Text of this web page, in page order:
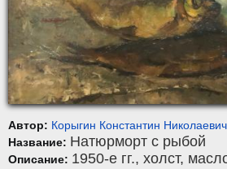
Автор: Корыгин Константин Николаевич
Название: Натюрморт с рыбой
Описание: 1950-е гг., холст,